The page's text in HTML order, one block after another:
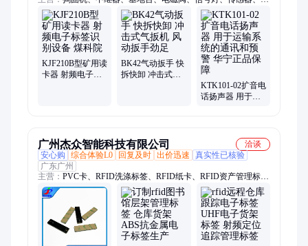
线盒、打磨机、输送机、显模块、凿岩机、切轨机、调节器、摄
像仪、标识卡、变压器、控制器、保护器、调整机、手持机、控
制箱、捣固镐、风速表、拨道机、破碎机
KJF210B型矿用读
卡器 射频电子标
BK42气动扳手 快
拆快卸 冲击式气
KTK101-02扩音电
话扬声器 用于运
广州杰众智能科技有限公司
洽谈
安心购
综合体验L0 回复及时 出价迅速
真实性已核验
广东广州
主营： PVC卡、RFID洗涤标签、RFID纸卡、RFID资产管理标
签、NFC卡、IC卡、RFID腕带、塑料环保卡